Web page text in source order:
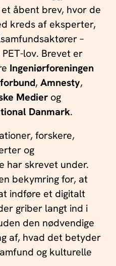
åbent brev, hvor de
kreds af eksperter,
–
lov. Brevet er
Ingeniørforeningen
, Amnesty,
Medierog
Danmark.
forskere,
og
har skrevet under.
bekymring for, at
indføre et digitalt
griber langt ind i
den nødvendige
af, hvad det betyder
og kulturelle